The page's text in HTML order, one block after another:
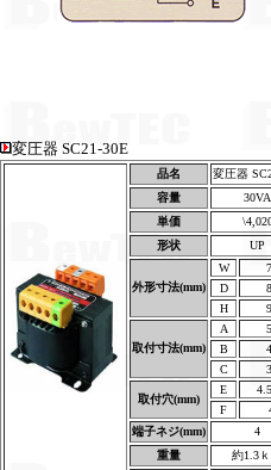
変圧器 SC21-30E
品名
変圧器
容量
30VA
単価
形状
UP
外形寸法(mm)
W
D
H
取付寸法(mm)
A
B
C
取付穴(mm)
E
F
端子ネジ(mm)
4
重量
約1.3